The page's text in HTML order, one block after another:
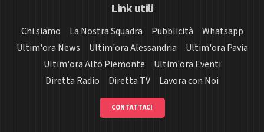
Link utili
Chi siamo La Nostra Squadra Pubblicità
Whatsapp
Ultim'ora News
Ultim'ora Alessandria
Ultim'ora Pavia
Ultim'ora Alto Piemonte
Ultim'ora Eventi
Diretta Radio
Diretta TV Lavora con Noi
CONTATTACI